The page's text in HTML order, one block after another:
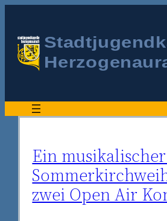
springen
Ein
zwei Open Air